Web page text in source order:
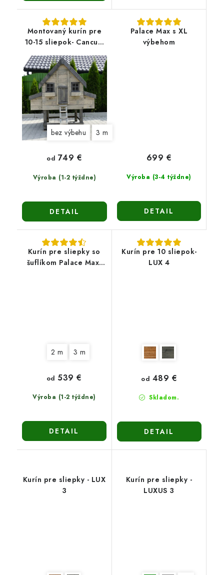
Montovaný kurín pre
10-15 sliepok- Cancum
12
bez výbehu 3 m
Výroba (1-2 týždne)
od 749 €
DETAIL
Palace Max s XL
výbehom
Výroba (3-4 týždne)
699 €
DETAIL
Kurín pre sliepky so
šuflíkom Palace Max-
2 m 3 m
Výroba (1-2 týždne)
od 539 €
DETAIL
Kurín pre 10 sliepok-
LUX 4
Skladom.
od 489 €
DETAIL
Kurín pre sliepky - LUX
3
Kurín pre sliepky -
LUXUS 3